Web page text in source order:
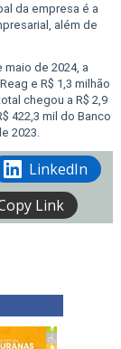
da empresa é a
além de
de 2024, a
e R$ 1,3 milhão
chegou a R$ 2,9
422,3 mil do Banco
2023.
LinkedIn
Link